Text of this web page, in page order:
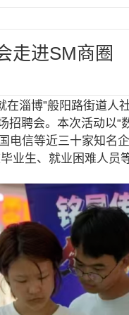
走进SM商圈
在淄博”般阳路街道人
招聘会。本次活动以“
电信等近三十家知名
业生、就业困难人员